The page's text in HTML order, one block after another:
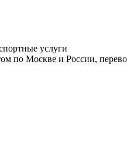
услуги
по Москве и России,